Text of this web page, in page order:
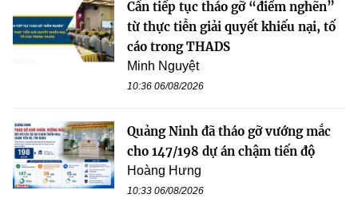
Cần tiếp tục tháo gỡ “điểm nghẽn”
từ thực tiễn giải quyết khiếu nại, tố
cáo trong THADS
Minh Nguyệt
10:36 06/08/2026
Quảng Ninh đã tháo gỡ vướng mắc
cho 147/198 dự án chậm tiến độ
Hoàng Hưng
10:33 06/08/2026